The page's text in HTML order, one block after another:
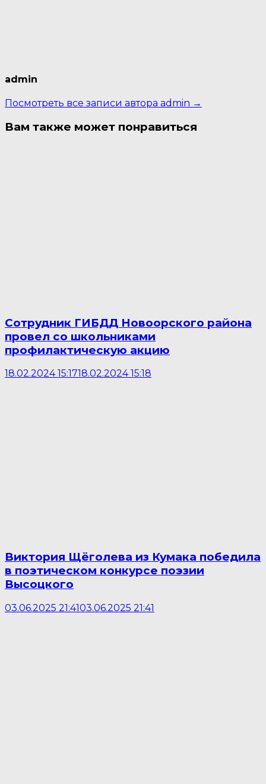
admin
Посмотреть все записи автора admin →
Вам также может понравиться
Сотрудник ГИБДД Новоорского района
провел со школьниками
профилактическую акцию
18.02.2024 15:1718.02.2024 15:18
Виктория Щёголева из Кумака победила
в поэтическом конкурсе поэзии
Высоцкого
03.06.2025 21:4103.06.2025 21:41